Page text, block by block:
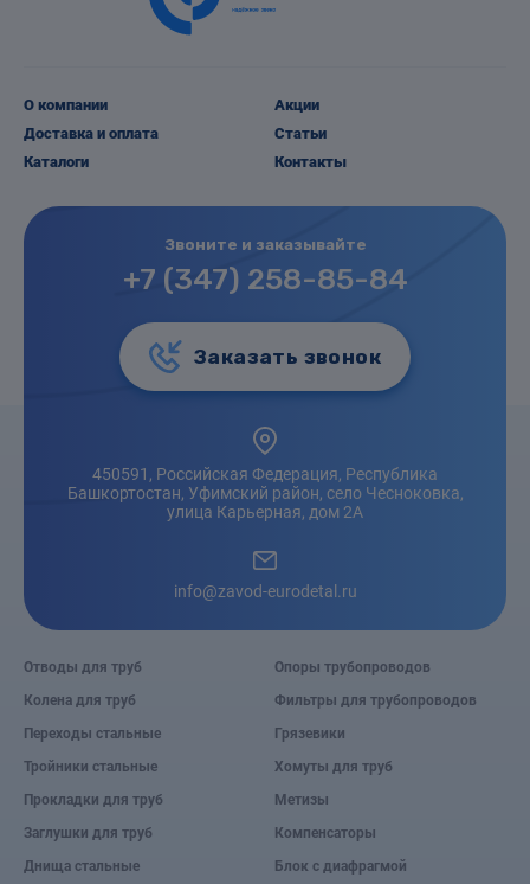
О компании
Доставка и оплата
Каталоги
Акции
Статьи
Контакты
Звоните и заказывайте
+7 (347) 258-85-84
Заказать звонок
450591, Российская Федерация, Республика
Башкортостан, Уфимский район, село Чесноковка,
улица Карьерная, дом 2А
info@zavod-eurodetal.ru
Отводы для труб
Колена для труб
Переходы стальные
Тройники стальные
Прокладки для труб
Заглушки для труб
Днища стальные
Опоры трубопроводов
Фильтры для трубопроводов
Грязевики
Хомуты для труб
Метизы
Компенсаторы
Блок с диафрагмой